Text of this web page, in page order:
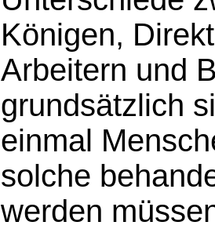
Königen,
Arbeitern und
grundsätzlich
einmal
solche
werden